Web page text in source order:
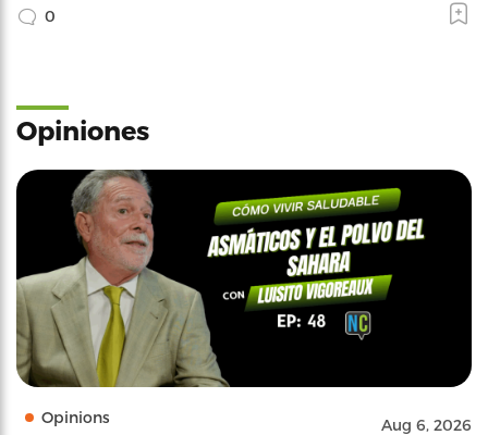
0
Opiniones
Opinions Aug 6, 2026